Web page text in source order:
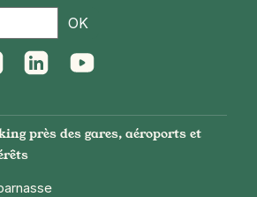
OK
près des gares, aéroports et